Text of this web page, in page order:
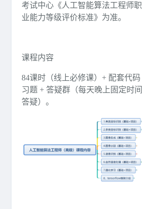
考试中心《人工智能算法工程师职
业能力等级评价标准》为准。
课程内容
84课时（线上必修课）+ 配套代码
习题 + 答疑群（每天晚上固定时间
答疑）。